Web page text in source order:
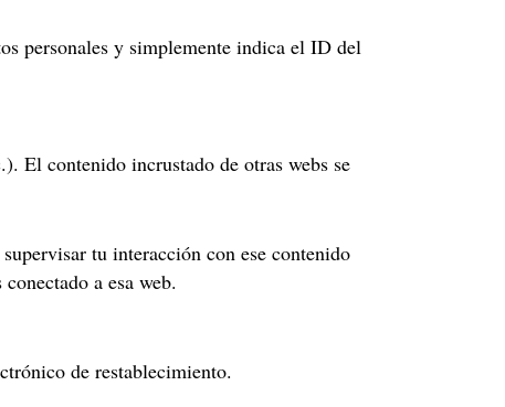
personales y simplemente indica el ID del
El contenido incrustado de otras webs se
tu interacción con ese contenido
a esa web.
de restablecimiento.